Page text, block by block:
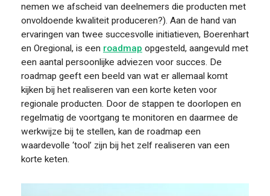
nemen we afscheid van deelnemers die producten met
onvoldoende kwaliteit produceren?). Aan de hand van
ervaringen van twee succesvolle initiatieven, Boerenhart
en Oregional, is een roadmap opgesteld, aangevuld met
een aantal persoonlijke adviezen voor succes. De
roadmap geeft een beeld van wat er allemaal komt
kijken bij het realiseren van een korte keten voor
regionale producten. Door de stappen te doorlopen en
regelmatig de voortgang te monitoren en daarmee de
werkwijze bij te stellen, kan de roadmap een
waardevolle ‘tool’ zijn bij het zelf realiseren van een
korte keten.